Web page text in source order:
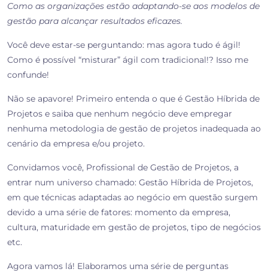
Como as organizações estão adaptando-se aos modelos de
gestão para alcançar resultados eficazes.
Você deve estar-se perguntando: mas agora tudo é ágil!
Como é possível “misturar” ágil com tradicional!? Isso me
confunde!
Não se apavore! Primeiro entenda o que é Gestão Híbrida de
Projetos e saiba que nenhum negócio deve empregar
nenhuma metodologia de gestão de projetos inadequada ao
cenário da empresa e/ou projeto.
Convidamos você, Profissional de Gestão de Projetos, a
entrar num universo chamado: Gestão Híbrida de Projetos,
em que técnicas adaptadas ao negócio em questão surgem
devido a uma série de fatores: momento da empresa,
cultura, maturidade em gestão de projetos, tipo de negócios
etc.
Agora vamos lá! Elaboramos uma série de perguntas